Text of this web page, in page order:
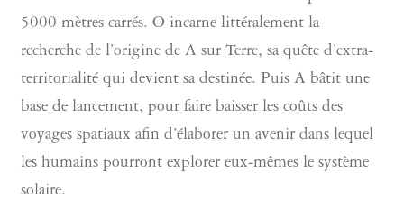
5000 mètres carrés. O incarne littéralement la
recherche de l’origine de A sur Terre, sa quête d’extra-
territorialité qui devient sa destinée. Puis A bâtit une
base de lancement, pour faire baisser les coûts des
voyages spatiaux afin d’élaborer un avenir dans lequel
les humains pourront explorer eux-mêmes le système
solaire.